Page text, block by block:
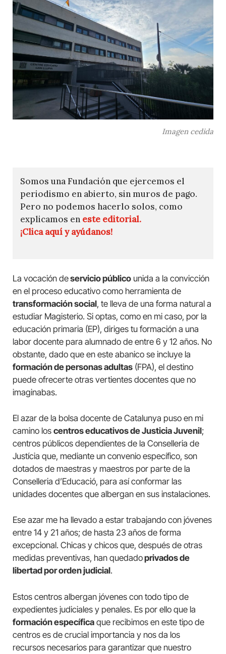
Imagen cedida
Somos una Fundación que ejercemos el
periodismo en abierto, sin muros de pago.
Pero no podemos hacerlo solos, como
explicamos en este editorial.
¡Clica aquí y ayúdanos!
La vocación deservicio público unida a la convicción
en el proceso educativo como herramienta de
transformación social, te lleva de una forma natural a
estudiar Magisterio. Si optas, como en mi caso, por la
educación primaria (EP), diriges tu formación a una
labor docente para alumnado de entre 6 y 12 años. No
obstante, dado que en este abanico se incluye la
formación de personas adultas (FPA), el destino
puede ofrecerte otras vertientes docentes que no
imaginabas.
El azar de la bolsa docente de Catalunya puso en mi
camino los centros educativos de Justicia Juvenil;
centros públicos dependientes de la Conselleria de
Justícia que, mediante un convenio específico, son
dotados de maestras y maestros por parte de la
Conselleria d’Educació, para así conformar las
unidades docentes que albergan en sus instalaciones.
Ese azar me ha llevado a estar trabajando con jóvenes
entre 14 y 21 años; de hasta 23 años de forma
excepcional. Chicas y chicos que, después de otras
medidas preventivas, han quedadoprivados de
libertad por orden judicial.
Estos centros albergan jóvenes con todo tipo de
expedientes judiciales y penales. Es por ello que la
formación específica que recibimos en este tipo de
centros es de crucial importancia y nos da los
recursos necesarios para garantizar que nuestro